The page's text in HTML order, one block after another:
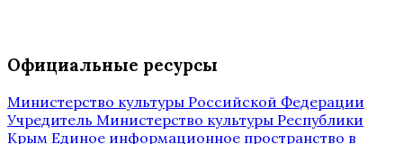
Официальные ресурсы
Министерство культуры Российской Федерации
Учредитель Министерство культуры Республики
Крым Единое информационное пространство в